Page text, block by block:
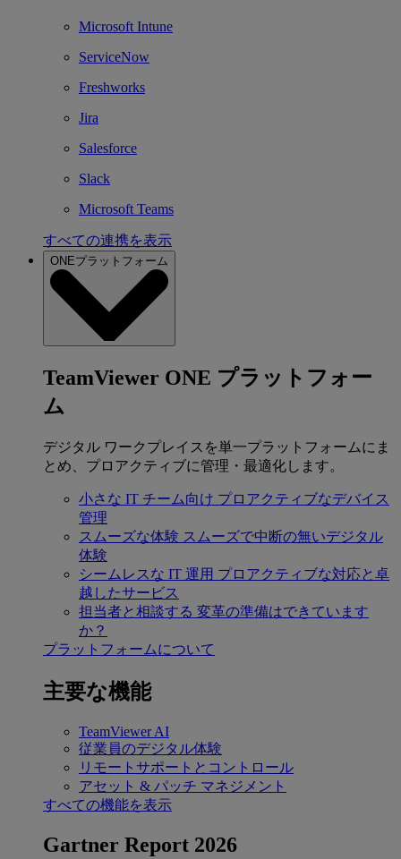
Microsoft Intune
ServiceNow
Freshworks
Jira
Salesforce
Slack
Microsoft Teams
すべての連携を表示
ONEプラットフォーム
TeamViewer ONE プラットフォー
ム
デジタル ワークプレイスを単一プラットフォームにま
とめ、プロアクティブに管理・最適化します。
小さな IT チーム向け プロアクティブなデバイス
管理
スムーズな体験 スムーズで中断の無いデジタル
体験
シームレスな IT 運用 プロアクティブな対応と卓
越したサービス
担当者と相談する 変革の準備はできています
か？
プラットフォームについて
主要な機能
TeamViewer AI
従業員のデジタル体験
リモートサポートとコントロール
アセット & パッチ マネジメント
すべての機能を表示
Gartner Report 2026